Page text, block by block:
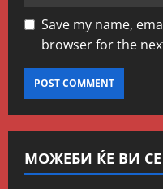
Save my name,
browser for the
МОЖЕБИ ЌЕ ВИ